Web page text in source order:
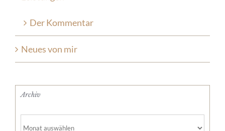
Der Kommentar
Neues von mir
Archiv